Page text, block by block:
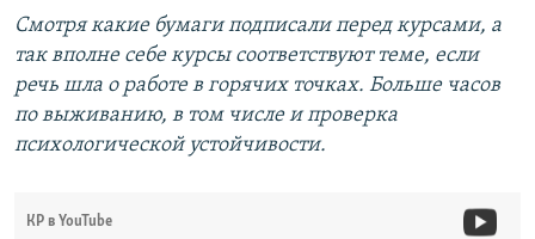
Смотря какие бумаги подписали перед курсами, а
так вполне себе курсы соответствуют теме, если
речь шла о работе в горячих точках. Больше часов
по выживанию, в том числе и проверка
психологической устойчивости.
КР в YouTube